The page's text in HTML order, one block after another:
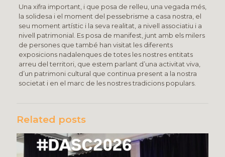
Una xifra important, i que posa de relleu, una vegada més,
la solidesa i el moment del pessebrisme a casa nostra, el
seu moment artístic i la seva realitat, a nivell associatiu i a
nivell patrimonial. Es posa de manifest, junt amb els milers
de persones que també han visitat les diferents
exposicions nadalenques de totes les nostres entitats
arreu del territori, que estem parlant d’una activitat viva,
d’un patrimoni cultural que continua present a la nostra
societat i en el marc de les nostres tradicions populars.
Related posts